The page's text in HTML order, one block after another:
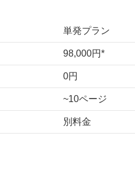
単発プラン
98,000円*
0円
~10ページ
別料金